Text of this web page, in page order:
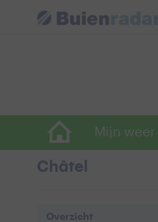
Mijn weer
Châtel
Overzicht